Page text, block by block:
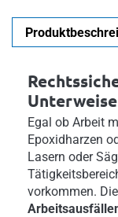
Egal ob Arbeit
Epoxidharzen
Lasern oder
vorkommen.